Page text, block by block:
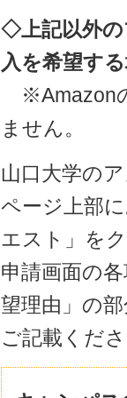
◇上記以外の
入を希望す
※Amazon
ません。
山口大学の
ページ上部
エスト」を
申請画面の
望理由」の
ご記載くだ